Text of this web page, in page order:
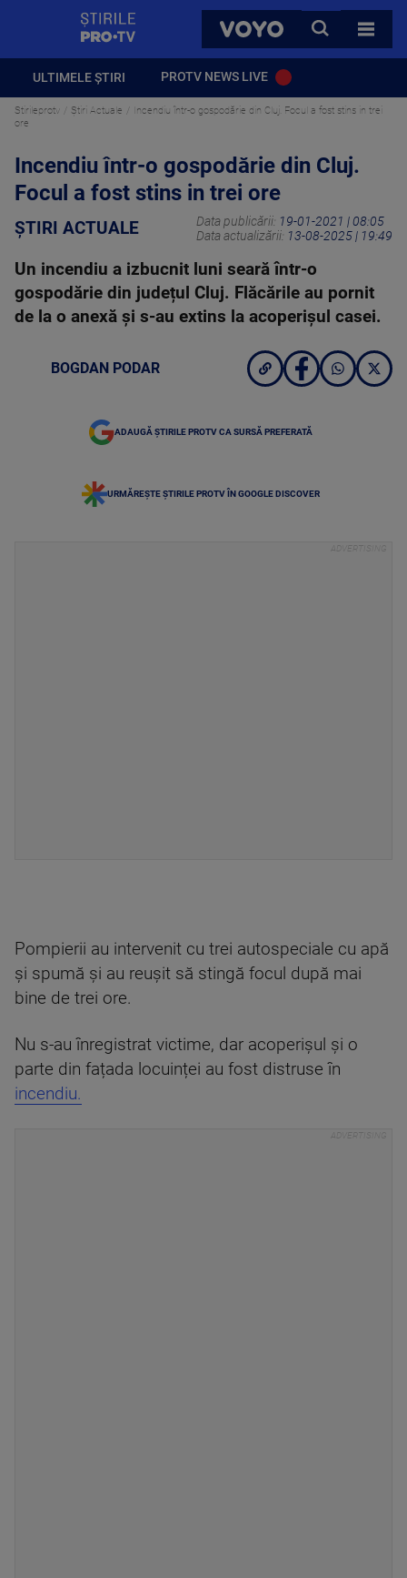
VOYO
CAUTA
TOATE
ULTIMELE ȘTIRI PROTV NEWS LIVE
Stirileprotv Știri Actuale
Incendiu într-o gospodărie din Cluj. Focul a fost stins in trei
ore
Incendiu într-o gospodărie din Cluj.
Focul a fost stins in trei ore
ȘTIRI ACTUALE Data publicării: 19-01-2021 | 08:05
Data actualizării: 13-08-2025 | 19:49
Un incendiu a izbucnit luni seară într-o
gospodărie din județul Cluj. Flăcările au pornit
de la o anexă și s-au extins la acoperișul casei.
BOGDAN PODAR
ADAUGĂ ȘTIRILE PROTV CA SURSĂ PREFERATĂ
URMĂREȘTE ȘTIRILE PROTV ÎN GOOGLE DISCOVER
Pompierii au intervenit cu trei autospeciale cu apă
și spumă și au reușit să stingă focul după mai
bine de trei ore.
Nu s-au înregistrat victime, dar acoperișul și o
parte din fațada locuinței au fost distruse în
incendiu.